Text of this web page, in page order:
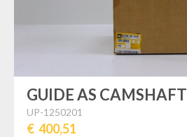
GUIDE AS CAMSHAFT
UP-1250201
€ 400,51